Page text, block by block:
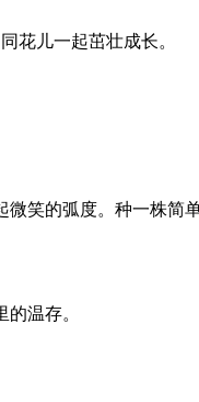
花儿一起茁壮成长。
笑的弧度。种一株
温存。